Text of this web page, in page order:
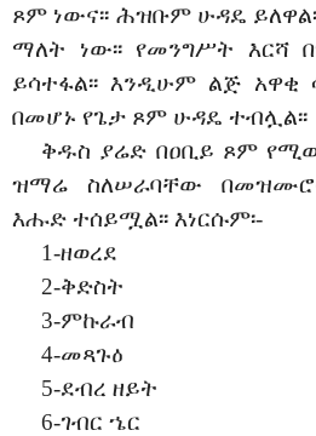
ጾም ነውና፡፡ ሕዝቡም ሁዳዴ
ማለት ነው፡፡ የመንግሥት እርሻ
ይሳተፋል፡፡ እንዲሁም ልጅ
በመሆኑ የጌታ ጾም ሁዳዴ ተብሏል፡፡
ቅዱስ ያሬድ በዐቢይ ጾም
ዝማሬ ስለሠራባቸው
እሑድ ተሰይሟል፡፡ እነርሱም፡-
1-ዘወረደ
2-ቅድስት
3-ምኩራብ
4-መጻጉዕ
5-ደብረ ዘይት
6-ገብር ኄር